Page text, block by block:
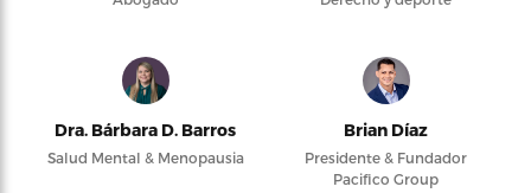
Dra. Bárbara D. Barros
Salud Mental & Menopausia
Brian Díaz
Presidente & Fundador
Pacifico Group